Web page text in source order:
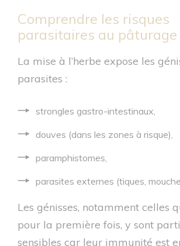
Comprendre les risques
parasitaires au pâturage
La mise à l’herbe expose les
parasites :
strongles gastro-intestinaux,
douves (dans les zones à risque),
paramphistomes,
parasites externes (tiques,
Les génisses, notamment celles
pour la première fois, y sont
sensibles car leur immunité est